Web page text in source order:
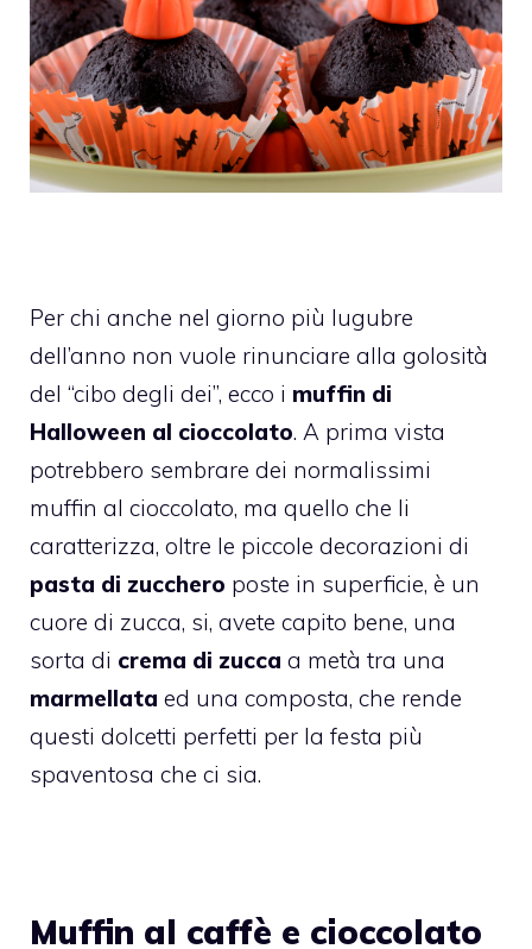
Per chi anche nel giorno più lugubre
dell’anno non vuole rinunciare alla golosità
del “cibo degli dei”, ecco i muffin di
Halloween al cioccolato. A prima vista
potrebbero sembrare dei normalissimi
muffin al cioccolato, ma quello che li
caratterizza, oltre le piccole decorazioni di
pasta di zucchero poste in superficie, è un
cuore di zucca, si, avete capito bene, una
sorta di crema di zucca a metà tra una
marmellata ed una composta, che rende
questi dolcetti perfetti per la festa più
spaventosa che ci sia.
Muffin al caffè e cioccolato